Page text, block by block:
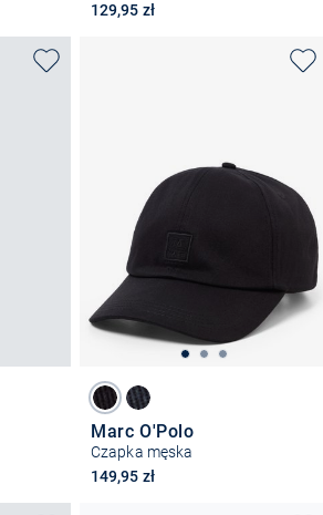
129,95 zł
Marc O'Polo
Czapka męska
149,95 zł